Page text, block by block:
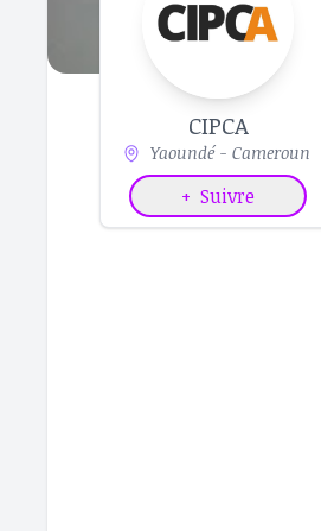
CIPCA
Yaoundé - Cameroun
+ Suivre